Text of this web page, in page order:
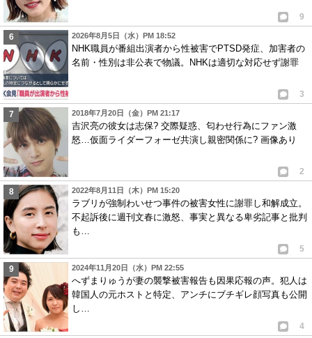
9
2026年8月5日（水）PM 18:52
NHK職員が番組出演者から性被害でPTSD発症、加害者の
名前・性別は非公表で物議。NHKは適切な対応せず謝罪
3
2018年7月20日（金）PM 21:17
吉沢亮の彼女は志保? 交際疑惑、匂わせ行為にファン激
怒…仮面ライダーフォーゼ共演し親密関係に? 画像あり
2
2022年8月11日（木）PM 15:20
ラブリが強制わいせつ事件の被害女性に謝罪し和解成立。
不起訴後に週刊文春に激怒、事実と異なる卑劣記事と批判
も…
5
2024年11月20日（水）PM 22:55
へずまりゅうが妻の襲撃被害報告も因果応報の声。犯人は
韓国人の元ホストと特定、アンチにブチギレ顔写真も公開
し…
4